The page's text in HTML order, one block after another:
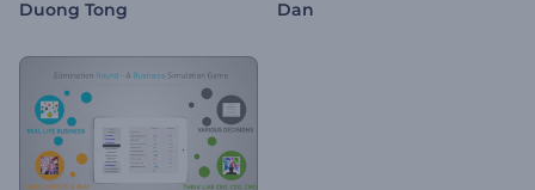
Duong Tong Dan